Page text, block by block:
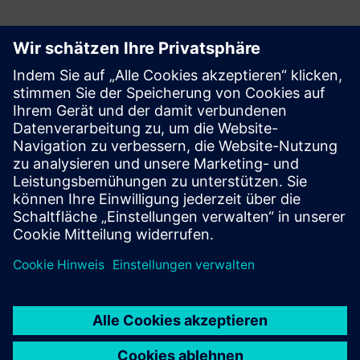
Follow
Press | Company | Siemens
© Siemens 1996 – 2026
Corporate Information
Privacy Notice
Cookie Notice
Digital ID